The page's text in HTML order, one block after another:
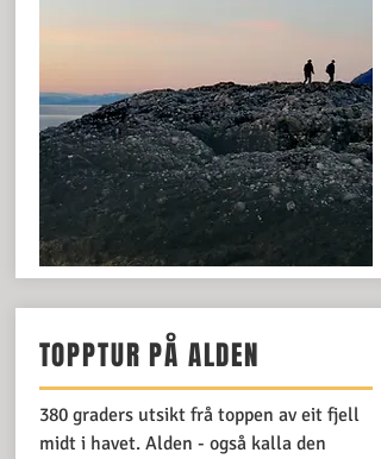
TOPPTUR PÅ ALDEN
380 graders utsikt frå toppen av eit fjell
midt i havet. Alden - også kalla den